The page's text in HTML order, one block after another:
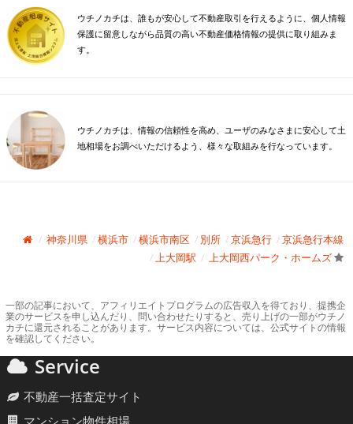
ウチノカチは、誰もが安心して不動産取引を行えるように、個人情報
保護に留意しながら品質の高い不動産価格情報の提供に取り組みま
す。
ウチノカチは、情報の信頼性を高め、ユーザのみなさまに安心して土
地相場をお調べいただけるよう、様々な取組みを行なっています。
神奈川県 横浜市 横浜市南区 別所 京浜急行
京浜急行本線
上大岡駅
上大岡西パーク・ホームズ
一部の記事において、アフィリエイトプログラムの広告収入を得ており、提携企
業のサービスを申し込んだり、問い合わせたりすると、売り上げの一部がウチノ
カチに還元されることがあります。サービス内容については、公式サイトの情報
を確認してください。
Service
不動産一括査定サイト